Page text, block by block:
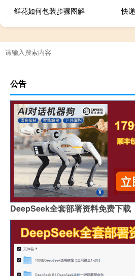
鲜花如何包装步骤图解
快
公告
DeepSeek全套部署资料免费下载